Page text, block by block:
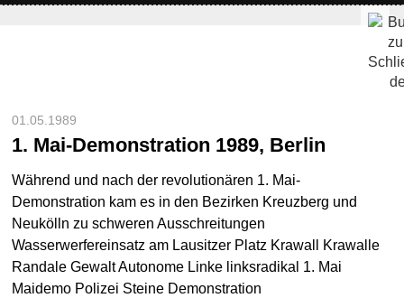
01.05.1989
1. Mai-Demonstration 1989, Berlin
Während und nach der revolutionären 1. Mai-
Demonstration kam es in den Bezirken Kreuzberg und
Neukölln zu schweren Ausschreitungen
Wasserwerfereinsatz am Lausitzer Platz Krawall Krawalle
Randale Gewalt Autonome Linke linksradikal 1. Mai
Maidemo Polizei Steine Demonstration